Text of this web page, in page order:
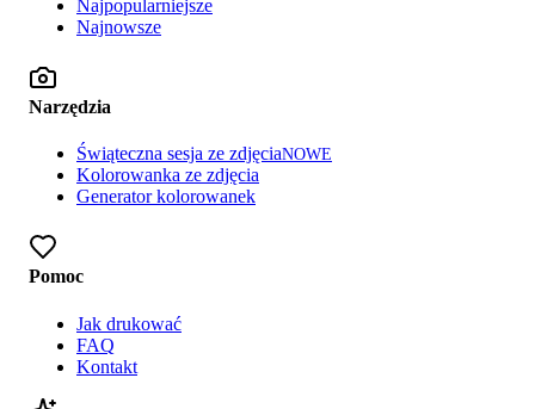
Najpopularniejsze
Najnowsze
Narzędzia
Świąteczna sesja ze zdjęciaNOWE
Kolorowanka ze zdjęcia
Generator kolorowanek
Pomoc
Jak drukować
FAQ
Kontakt